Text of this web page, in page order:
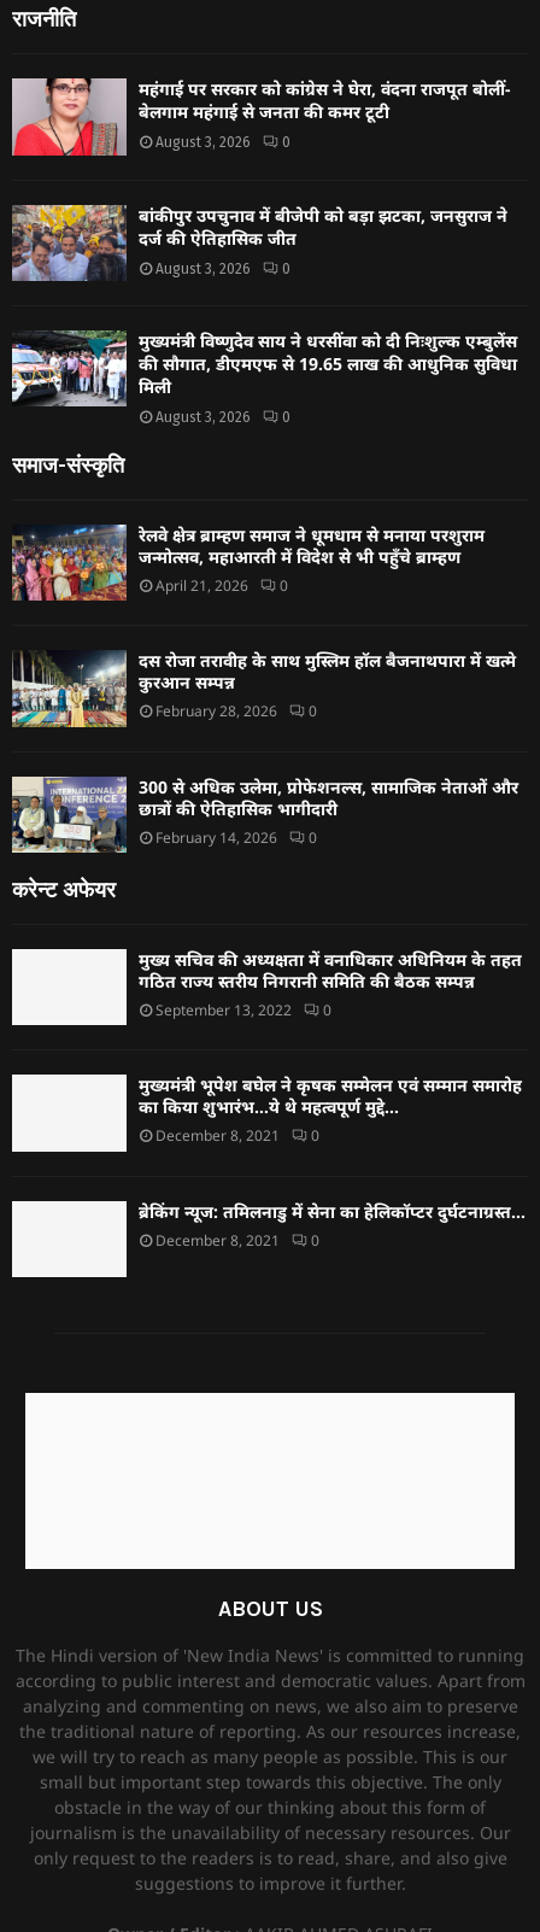
राजनीति
महंगाई पर सरकार को कांग्रेस ने घेरा, वंदना राजपूत बोलीं-
बेलगाम महंगाई से जनता की कमर टूटी
August 3, 2026 0
बांकीपुर उपचुनाव में बीजेपी को बड़ा झटका, जनसुराज ने
दर्ज की ऐतिहासिक जीत
August 3, 2026 0
मुख्यमंत्री विष्णुदेव साय ने धरसींवा को दी निःशुल्क एम्बुलेंस
की सौगात, डीएमएफ से 19.65 लाख की आधुनिक सुविधा
मिली
August 3, 2026 0
समाज-संस्कृति
रेलवे क्षेत्र ब्राम्हण समाज ने धूमधाम से मनाया परशुराम
जन्मोत्सव, महाआरती में विदेश से भी पहुँचे ब्राम्हण
April 21, 2026 0
दस रोजा तरावीह के साथ मुस्लिम हॉल बैजनाथपारा में खत्मे
कुरआन सम्पन्न
February 28, 2026 0
300 से अधिक उलेमा, प्रोफेशनल्स, सामाजिक नेताओं और
छात्रों की ऐतिहासिक भागीदारी
February 14, 2026 0
करेन्ट अफेयर
मुख्य सचिव की अध्यक्षता में वनाधिकार अधिनियम के तहत
गठित राज्य स्तरीय निगरानी समिति की बैठक सम्पन्न
September 13, 2022 0
मुख्यमंत्री भूपेश बघेल ने कृषक सम्मेलन एवं सम्मान समारोह
का किया शुभारंभ…ये थे महत्वपूर्ण मुद्दे…
December 8, 2021 0
ब्रेकिंग न्यूज: तमिलनाडु में सेना का हेलिकॉप्टर दुर्घटनाग्रस्त…
December 8, 2021 0
ABOUT US
The Hindi version of 'New India News' is committed to running
according to public interest and democratic values. Apart from
analyzing and commenting on news, we also aim to preserve
the traditional nature of reporting. As our resources increase,
we will try to reach as many people as possible. This is our
small but important step towards this objective. The only
obstacle in the way of our thinking about this form of
journalism is the unavailability of necessary resources. Our
only request to the readers is to read, share, and also give
suggestions to improve it further.